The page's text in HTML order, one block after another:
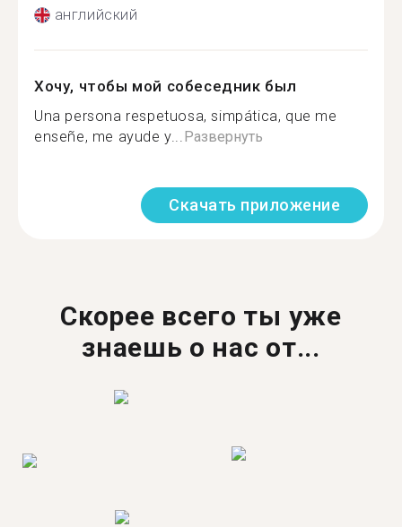
английский
Хочу, чтобы мой собеседник был
Una persona respetuosa, simpática, que me
enseñe, me ayude y...Развернуть
Скачать приложение
Скорее всего ты уже
знаешь о нас от...